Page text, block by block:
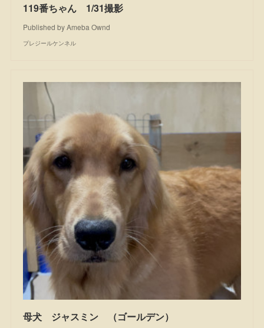
119番ちゃん 1/31撮影
Published by Ameba Ownd
プレジールケンネル
母犬 ジャスミン （ゴールデン）